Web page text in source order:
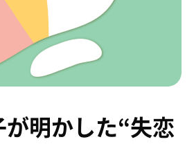
明かした“失恋